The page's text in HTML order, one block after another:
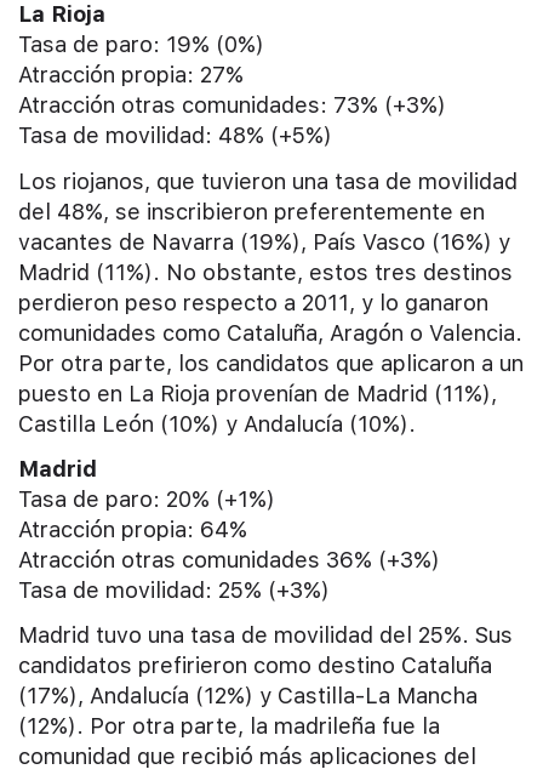
La Rioja
Tasa de paro: 19% (0%)
Atracción propia: 27%
Atracción otras comunidades: 73% (+3%)
Tasa de movilidad: 48% (+5%)
Los riojanos, que tuvieron una tasa de movilidad
del 48%, se inscribieron preferentemente en
vacantes de Navarra (19%), País Vasco (16%) y
Madrid (11%). No obstante, estos tres destinos
perdieron peso respecto a 2011, y lo ganaron
comunidades como Cataluña, Aragón o Valencia.
Por otra parte, los candidatos que aplicaron a un
puesto en La Rioja provenían de Madrid (11%),
Castilla León (10%) y Andalucía (10%).
Madrid
Tasa de paro: 20% (+1%)
Atracción propia: 64%
Atracción otras comunidades 36% (+3%)
Tasa de movilidad: 25% (+3%)
Madrid tuvo una tasa de movilidad del 25%. Sus
candidatos prefirieron como destino Cataluña
(17%), Andalucía (12%) y Castilla-La Mancha
(12%). Por otra parte, la madrileña fue la
comunidad que recibió más aplicaciones del